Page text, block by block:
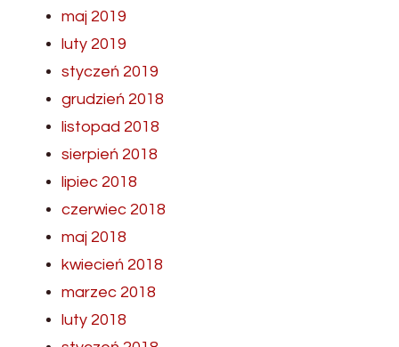
maj 2019
luty 2019
styczeń 2019
grudzień 2018
listopad 2018
sierpień 2018
lipiec 2018
czerwiec 2018
maj 2018
kwiecień 2018
marzec 2018
luty 2018